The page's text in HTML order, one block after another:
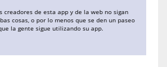
creadores de esta app y de la web no sigan
cosas, o por lo menos que se den un paseo
la gente sigue utilizando su app.